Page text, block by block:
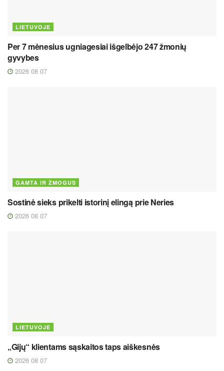
LIETUVOJE
Per 7 mėnesius ugniagesiai išgelbėjo 247 žmonių
gyvybes
2026 08 07
GAMTA IR ŽMOGUS
Sostinė sieks prikelti istorinį elingą prie Neries
2026 08 07
LIETUVOJE
„Gijų“ klientams sąskaitos taps aiškesnės
2026 08 07